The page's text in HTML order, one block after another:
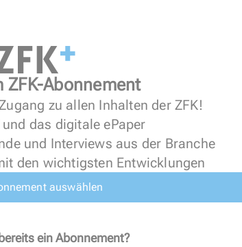
ZFK-Abonnement
zu allen Inhalten der ZFK!
das digitale ePaper
und Interviews aus der Branche
den wichtigsten Entwicklungen
auswählen
ein Abonnement?